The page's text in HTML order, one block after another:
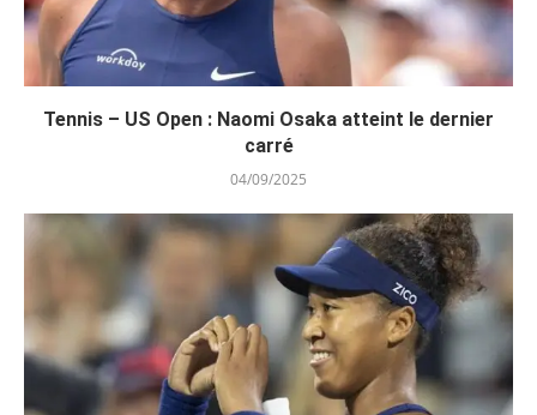
Tennis – US Open : Naomi Osaka atteint le dernier
carré
04/09/2025